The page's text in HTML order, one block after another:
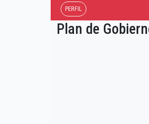
PERFIL
Plan de